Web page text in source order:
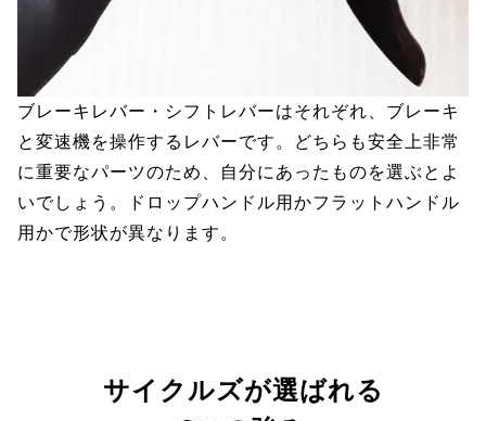
ブレーキレバー・シフトレバーはそれぞれ、ブレーキ
と変速機を操作するレバーです。どちらも安全上非常
に重要なパーツのため、自分にあったものを選ぶとよ
いでしょう。ドロップハンドル用かフラットハンドル
用かで形状が異なります。
サイクルズが選ばれる